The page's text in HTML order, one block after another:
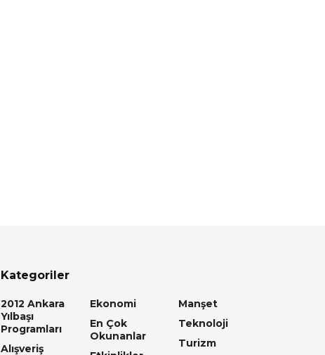
Kategoriler
2012 Ankara
Yılbaşı
Programları
Alışveriş
Ekonomi
En Çok
Okunanlar
Manşet
Teknoloji
Turizm